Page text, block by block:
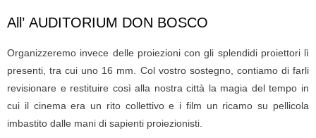
All’ AUDITORIUM DON BOSCO
Organizzeremo invece delle proiezioni con gli splendidi proiettori lì
presenti, tra cui uno 16 mm. Col vostro sostegno, contiamo di farli
revisionare e restituire così alla nostra città la magia del tempo in
cui il cinema era un rito collettivo e i film un ricamo su pellicola
imbastito dalle mani di sapienti proiezionisti.